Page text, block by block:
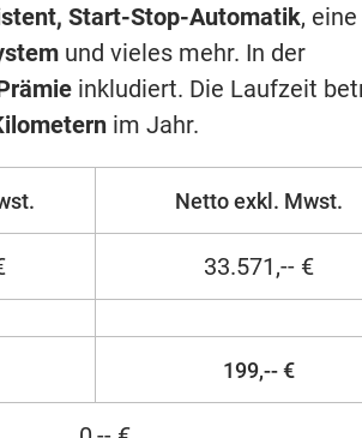
Start-Stop-Automatik, eine
und vieles mehr. In der
inkludiert. Die Laufzeit
im Jahr.
Netto exkl. Mwst.
33.571,-- €
199,-- €